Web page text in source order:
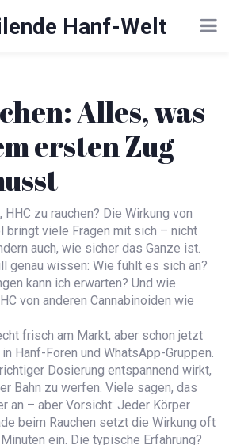
Hanf-Welt
Alles, was
ersten Zug
zu rauchen? Die Wirkung von
bringt viele Fragen mit sich – nicht
auch, wie sicher das Ganze ist.
genau wissen: Wie fühlt es sich an?
kann ich erwarten? Und wie
von anderen Cannabinoiden wie
frisch am Markt, aber schon jetzt
Hanf-Foren und WhatsApp-Gruppen.
Dosierung entspannend wirkt,
Bahn zu werfen. Viele sagen, das
an – aber Vorsicht: Jeder Körper
beim Rauchen setzt die Wirkung oft
ein. Die typische Erfahrung?